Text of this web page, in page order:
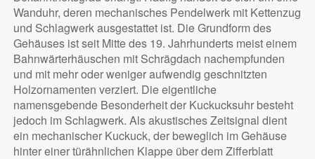
Wanduhr, deren mechanisches Pendelwerk mit Kettenzug
und Schlagwerk ausgestattet ist. Die Grundform des
Gehäuses ist seit Mitte des 19. Jahrhunderts meist einem
Bahnwärterhäuschen mit Schrägdach nachempfunden
und mit mehr oder weniger aufwendig geschnitzten
Holzornamenten verziert. Die eigentliche
namensgebende Besonderheit der Kuckucksuhr besteht
jedoch im Schlagwerk. Als akustisches Zeitsignal dient
ein mechanischer Kuckuck, der beweglich im Gehäuse
hinter einer türähnlichen Klappe über dem Zifferblatt